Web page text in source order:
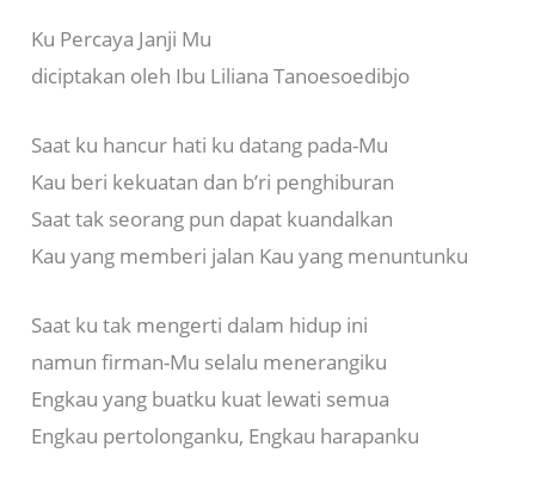
Ku Percaya Janji Mu
diciptakan oleh Ibu Liliana Tanoesoedibjo
Saat ku hancur hati ku datang pada-Mu
Kau beri kekuatan dan b’ri penghiburan
Saat tak seorang pun dapat kuandalkan
Kau yang memberi jalan Kau yang menuntunku
Saat ku tak mengerti dalam hidup ini
namun firman-Mu selalu menerangiku
Engkau yang buatku kuat lewati semua
Engkau pertolonganku, Engkau harapanku